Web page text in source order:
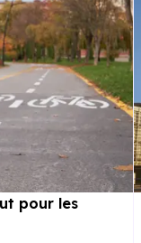
pour les